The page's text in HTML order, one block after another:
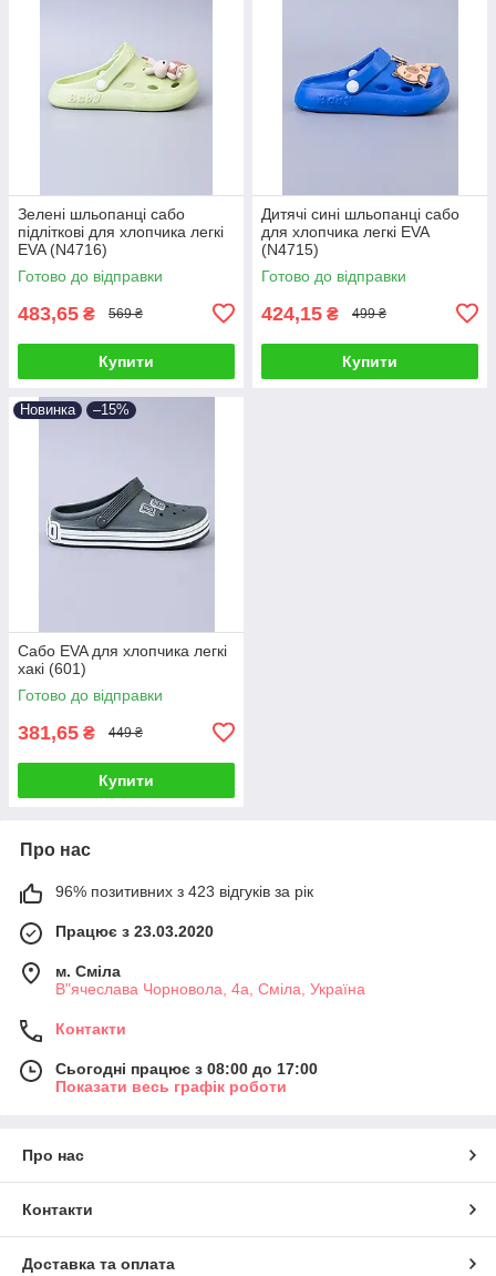
Зелені шльопанці сабо
підліткові для хлопчика легкі
EVA (N4716)
Готово до відправки
483,65 ₴ 569 ₴
Купити
Дитячі сині шльопанці сабо
для хлопчика легкі EVA
(N4715)
Готово до відправки
424,15 ₴ 499 ₴
Купити
Новинка –15%
Сабо EVA для хлопчика легкі
хакі (601)
Готово до відправки
381,65 ₴ 449 ₴
Купити
Про нас
96% позитивних з 423 відгуків за рік
Працює з 23.03.2020
м. Сміла
В"ячеслава Чорновола, 4а, Сміла, Україна
Контакти
Сьогодні працює з 08:00 до 17:00
Показати весь графік роботи
Про нас
Контакти
Доставка та оплата